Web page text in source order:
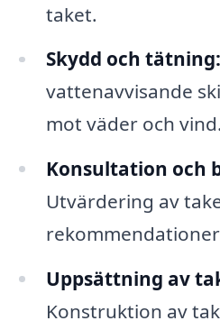
taket.
Skydd och tätning:
vattenavvisande
mot väder och vind.
Konsultation och
Utvärdering av
Uppsättning av
Konstruktion av